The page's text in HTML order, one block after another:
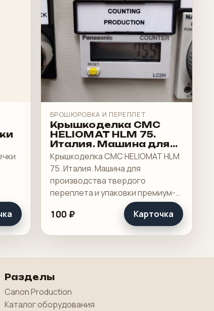
БРОШЮРОВКА И ПЕРЕПЛЕТ
Крышкоделка CMC
HELIOMAT HLM 75.
Италия. Машина для
производства
твердого переплета и
упаковки премиум-
класса
Крышкоделка CMC HELIOMAT HLM
75. Италия. Машина для
производства твердого
переплета и упаковки премиум-
класса Для изготовления:
Книжных переплетных крышек,
Папок-регистраторов и архивных
100 ₽ Карточка
Разделы
Canon Production
Каталог оборудования